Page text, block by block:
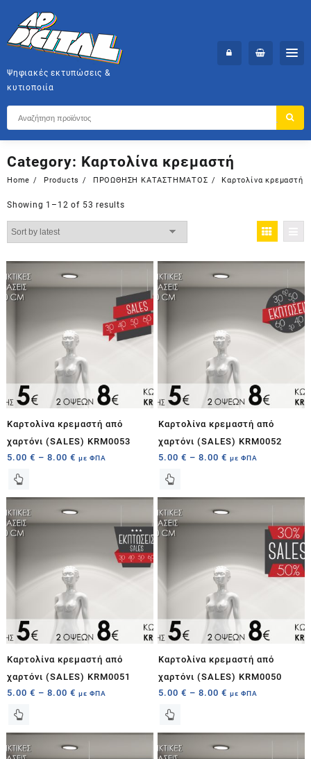
content
Ψηφιακές εκτυπώσεις &
κυτιοποιία
Category: Καρτολίνα κρεμαστή
Home Products ΠΡΟΩΘΗΣΗ ΚΑΤΑΣΤΗΜΑΤΟΣ Καρτολίνα κρεμαστή
Showing 1–12 of 53 results
Καρτολίνα κρεμαστή από
χαρτόνι (SALES) KRM0053
5.00 € – 8.00 € με ΦΠΑ
Καρτολίνα κρεμαστή από
χαρτόνι (SALES) KRM0052
5.00€ –8.00€ με ΦΠΑ
Καρτολίνα κρεμαστή από
χαρτόνι (SALES) KRM0051
5.00 € – 8.00 € με ΦΠΑ
Καρτολίνα κρεμαστή από
χαρτόνι (SALES) KRM0050
5.00€ –8.00€ με ΦΠΑ